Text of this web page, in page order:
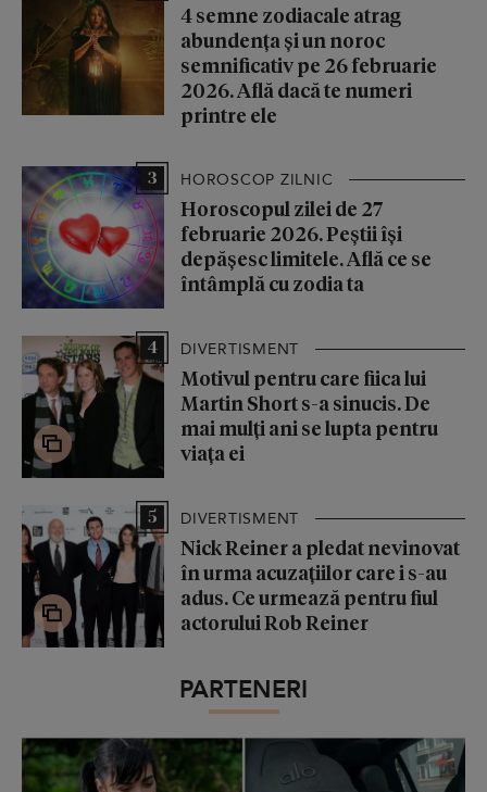
4 semne zodiacale atrag
abundența și un noroc
semnificativ pe 26 februarie
2026. Află dacă te numeri
printre ele
3 HOROSCOP ZILNIC
Horoscopul zilei de 27
februarie 2026. Peștii își
depășesc limitele. Află ce se
întâmplă cu zodia ta
4 DIVERTISMENT
Motivul pentru care fiica lui
Martin Short s-a sinucis. De
mai mulți ani se lupta pentru
viața ei
5 DIVERTISMENT
Nick Reiner a pledat nevinovat
în urma acuzațiilor care i s-au
adus. Ce urmează pentru fiul
actorului Rob Reiner
PARTENERI